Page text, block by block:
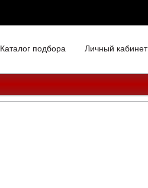
Личный кабинет
Каталог подбора